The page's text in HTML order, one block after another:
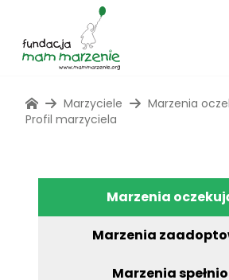
Marzyciele
Marzenia
Profil marzyciela
Marzenia
Marzenia
Marzenia